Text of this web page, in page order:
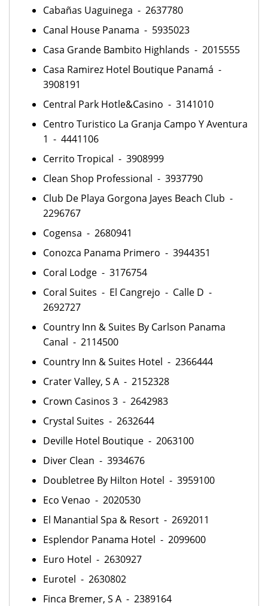
Cabañas Uaguinega - 2637780
Canal House Panama - 5935023
Casa Grande Bambito Highlands - 2015555
Casa Ramirez Hotel Boutique Panamá -
3908191
Central Park Hotle&Casino - 3141010
Centro Turistico La Granja Campo Y Aventura
1 - 4441106
Cerrito Tropical - 3908999
Clean Shop Professional - 3937790
Club De Playa Gorgona Jayes Beach Club -
2296767
Cogensa - 2680941
Conozca Panama Primero - 3944351
Coral Lodge - 3176754
Coral Suites - El Cangrejo - Calle D -
2692727
Country Inn & Suites By Carlson Panama
Canal - 2114500
Country Inn & Suites Hotel - 2366444
Crater Valley, S A - 2152328
Crown Casinos 3 - 2642983
Crystal Suites - 2632644
Deville Hotel Boutique - 2063100
Diver Clean - 3934676
Doubletree By Hilton Hotel - 3959100
Eco Venao - 2020530
El Manantial Spa & Resort - 2692011
Esplendor Panama Hotel - 2099600
Euro Hotel - 2630927
Eurotel - 2630802
Finca Bremer, S A - 2389164